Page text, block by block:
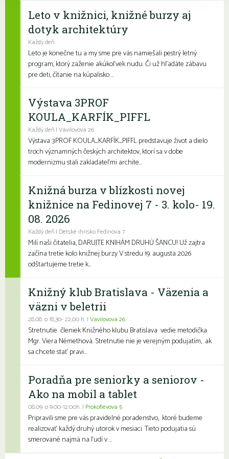
Leto v knižnici, knižné burzy aj
dotyk architektúry
Každý deň
Leto je konečne tu a my sme pre vás namiešali pestrý letný
program, ktorý zaženie akúkoľvek nudu. Či už hľadáte zábavu
pre deti, čítanie na kúpalisko ...
Výstava 3PROF
KOULA_KARFÍK_PIFFL
Každý deň | Vavilovova 26
Výstava 3PROF KOULA_KARFÍK_PIFFL predstavuje život a dielo
troch významných českých architektov, ktorí sa v dobe
modernizmu stali zakladateľmi archite...
Knižná burza v blízkosti novej
knižnice na Fedinovej 7 - 3. kolo- 19.
08. 2026
Každý deň | Detské ihrisko Fedinova 7
Milí naši čitatelia, DARUJTE KNIHÁM DRUHÚ ŠANCU! Už zajtra
začína tretie kolo knižnej burzy V stredu 19. augusta 2026
odštartujeme tretie k...
Knižný klub Bratislava - Väzenia a
väzni v beletrii
28.08. o 18,30- 22,00 h. | Vavilovova 26
Stretnutie členiek Knižného klubu Bratislava vedie metodička
Mgr. Viera Némethová. Stretnutie nie je verejným podujatím, ak
sa chcete stať pravi...
Poradňa pre seniorky a seniorov -
Ako na mobil a tablet
08.09. o 9:00-12:00h. | Prokofievova 5
Pripravili sme pre vás pravidelné poradenstvo, ktoré budeme
realizovať každý druhý utorok v mesiaci. Tieto podujatia sú
smerované najmä na ľudí v ...